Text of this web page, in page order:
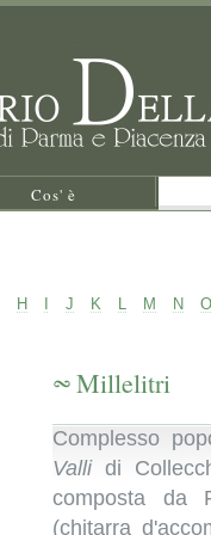
Cos' è
H J K L M N O
Millelitri
Complesso
Vallidi
composta da
(chitarra